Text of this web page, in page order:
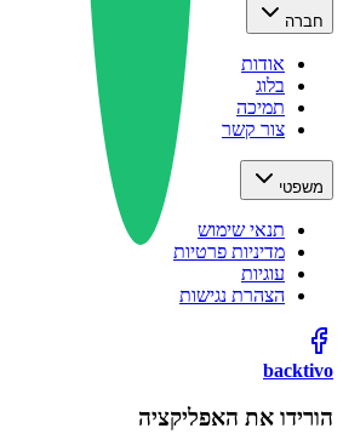
חברה
אודות
בלוג
תמיכה
צור קשר
משפטי
תנאי שימוש
מדיניות פרטיות
עוגיות
הצהרת נגישות
backtivo
הורידו את האפליקציה